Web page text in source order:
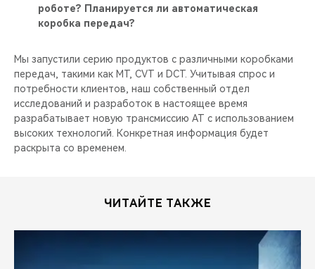
роботе? Планируется ли автоматическая
коробка передач?
Мы запустили серию продуктов с различными коробками
передач, такими как MT, CVT и DCT. Учитывая спрос и
потребности клиентов, наш собственный отдел
исследований и разработок в настоящее время
разрабатывает новую трансмиссию AT с использованием
высоких технологий. Конкретная информация будет
раскрыта со временем.
ЧИТАЙТЕ ТАКЖЕ